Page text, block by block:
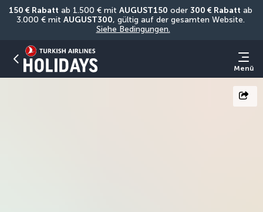
150 € Rabatt ab 1.500 € mit AUGUST150 oder 300 € Rabatt ab
3.000 € mit AUGUST300
Siehe Bedingungen.
Menü